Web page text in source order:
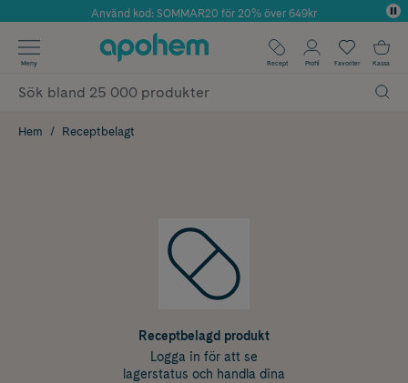
Årets Butik 2025 inom Skönhet
Använd kod: SOMMAR20 för 20% över 649kr
✓ Fri frakt
✓ Poäng på alla köp*
Meny Recept Profil Favoriter Kassa
Hem Receptbelagt
Receptbelagd produkt
Logga in för att se
lagerstatus och handla dina